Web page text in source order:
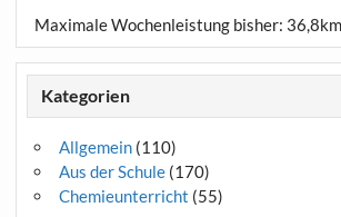
Maximale Wochenleistung bisher: 36,8km
Kategorien
Allgemein(110)
Aus der Schule(170)
Chemieunterricht (55)